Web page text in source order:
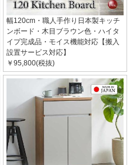
幅120cm・職人手作り日本製キッチ
ンボード・木目ブラウン色・ハイタ
イプ完成品・モイス機能対応【搬入
設置サービス対応】
￥95,800(税抜)